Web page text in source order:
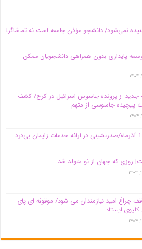
نمی‌شود/ دانشجو مؤذن جامعه است نه تماشاگر!
پایداری بدون همراهی دانشجویان ممکن
جدید از پرونده جاسوس اسرائیل در کرج/‌ کشف
پیچیده جاسوسی از متهم
روزی که جهان از نو متولد شد
چراغ امید نیازمندان می شود/ موقوفه ای پای
کلیوی ایستاد